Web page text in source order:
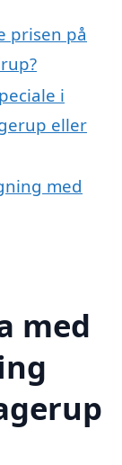
prisen på
i
eller
med
med